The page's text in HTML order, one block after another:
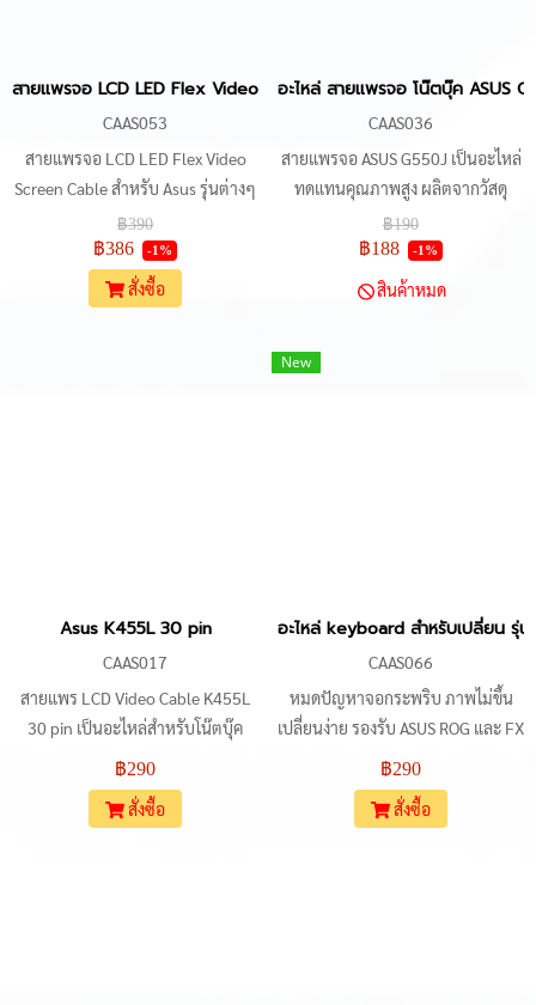
สายแพรจอ LCD LED Flex Video Screen Cable สำหรับ Asus N56,
CAAS053
สายแพรจอ LCD LED Flex Video
Screen Cable สำหรับ Asus รุ่นต่างๆ
เช่น N56, N56D, N56DP, N56DY,
N56V, N56VB, N56VJ, N56VM,
N56VV, N56VZ รองรับคอนเนคเตอร์
eDP 40 pin เหมาะสำหรับการ
฿390
฿386 -1%
สั่งซื้อ
อะไหล่ สายแพรจอ โน๊ตบุ๊ค ASUS
CAAS036
สายแพรจอ ASUS G550J เป็นอะไหล่
ทดแทนคุณภาพสูง ผลิตจากวัสดุ
คุณภาพสูง แข็งแรงทนทาน เชื่อมต่อ
ระหว่างเมนบอร์ดกับจอภาพได้อย่าง
ราบรื่น ช่วยให้จอภาพสามารถแสดง
ผลภาพได้อย่างชัดเจน ใช้งานร่วมกับ
ASUS N550J, ASUS ROG N550J หา
฿190
฿188 -1%
สินค้าหมด
Asus K455L 30 pin
CAAS017
สายแพร LCD Video Cable K455L
30 pin เป็นอะไหล่สำหรับโน๊ตบุ๊ค
ASUS รุ่น A455L, X455L, K455L,
และ F455LD สินค้าทำจากวัสดุ
คุณภาพสูง ทนทานต่อการใช้งาน ช่วย
฿290
สั่งซื้อ
New
อะไหล่ keyboard สำหรับเปลี่ยน รุ่
CAAS066
หมดปัญหาจอกระพริบ ภาพไม่ขึ้น
เปลี่ยนง่าย รองรับ ASUS ROG และ FX
Series หลายรุ่น ยืดอายุโน้ตบุ๊กเครื่อง
โปรดของคุณ
฿290
สั่งซื้อ